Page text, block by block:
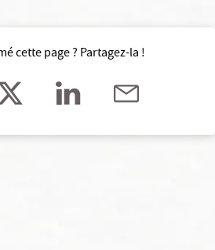
cette page ? Partagez-la !